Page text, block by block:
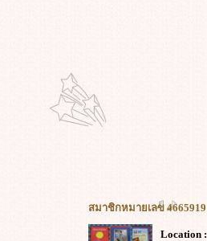
สมาชิกหมายเลข 4665919
Location :